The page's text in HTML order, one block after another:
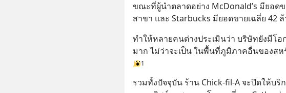
ขณะที่ผู้นำตลาดอย่าง McDonald’s มียอด
สาขา และ Starbucks มียอดขายเฉลี่ย 42
ทำให้หลายคนต่างประเมินว่า บริษัทยังมีโ
มาก ไม่ว่าจะเป็น ในพื้นที่ภูมิภาคอื่นของสห
1
รวมทั้งปัจจุบัน ร้าน Chick-fil-A จะปิดให้บ